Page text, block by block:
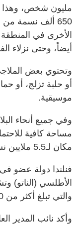
مليون شخص، وهذا
650 ألف نسمة
الأخرى في
أيضاً، وحتى نزلاء
وتحتوي بعض
أو حلبة تزلج، أو
موسيقية.
مكان لـ5.5 ملايين نسمة).
فنلندا دولة عضو
الأطلسي (الناتو)
والتي تبلغ أكثر من 830 ميلاً.
وأكد نائب المدير